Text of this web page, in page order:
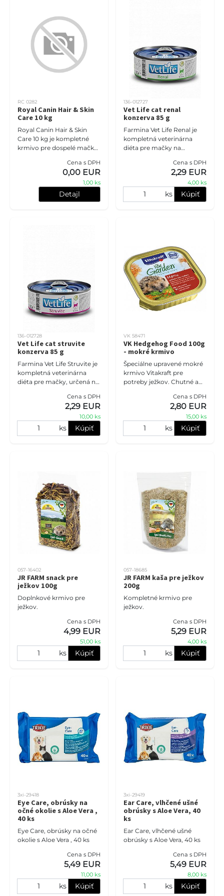
RC 0282
Royal Canin Hair & Skin
Care 10 kg
Royal Canin Hair & Skin
Care 10 kg je kompletné
krmivo pre dospelé mačky
kožu a lesklú srsť.
Receptúra s omega-3 a
Cena s DPH
0,00 EUR
1,00 ks
Detajl
136-012727
Vet Life cat renal
konzerva 85 g
Farmina Vet Life Renal je
kompletná veterinárna
diéta pre mačky na
prípadoch akútneho alebo
chronického renálneho
Cena s DPH
2,29 EUR
4,00 ks
ks Kúpiť
136-012728
Vet Life cat struvite
konzerva 85 g
Farmina Vet Life Struvite je
kompletná veterinárna
diéta pre mačky, určená na
kameňov a zníženie ich
opakovanej tvorby
Cena s DPH
2,29 EUR
10,00 ks
ks Kúpiť
VK 58471
VK Hedgehog Food 100g
- mokré krmivo
Špeciálne upravené mokré
krmivo Vitakraft pre
potreby ježkov. Chutné a
obsahuje vysoko kvalitné
živočíšne proteíny a životne
Cena s DPH
2,80 EUR
15,00 ks
ks Kúpiť
057-16402
JR FARM snack pre
ježkov 100g
Doplnkové krmivo pre
ježkov.
Cena s DPH
4,99 EUR
51,00 ks
ks Kúpiť
057-18685
JR FARM kaša pre ježkov
200g
Kompletné krmivo pre
ježkov.
Cena s DPH
5,29 EUR
4,00 ks
ks Kúpiť
3xi-29418
Eye Care, obrúsky na
očné okolie s Aloe Vera ,
40 ks
Eye Care, obrúsky na očné
okolie s Aloe Vera , 40 ks
Cena s DPH
5,49 EUR
11,00 ks
ks Kúpiť
3xi-29419
Ear Care, vlhčené ušné
obrúsky s Aloe Vera, 40
ks
Ear Care, vlhčené ušné
obrúsky s Aloe Vera, 40 ks
Cena s DPH
5,49 EUR
8,00 ks
ks Kúpiť